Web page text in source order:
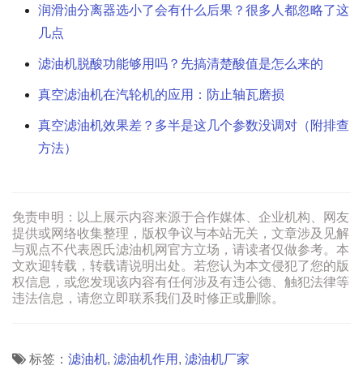
润滑油分离器选小了会有什么后果？很多人都忽略了这
几点
滤油机脱酸功能够用吗？先搞清楚酸值是怎么来的
真空滤油机在汽轮机的应用：防止轴瓦磨损
真空滤油机效果差？多半是这几个参数没调对（附排查
方法）
免责申明：以上展示内容来源于合作媒体、企业机构、网友
提供或网络收集整理，版权争议与本站无关，文章涉及见解
与观点不代表恩氏滤油机网官方立场，请读者仅做参考。本
文欢迎转载，转载请说明出处。若您认为本文侵犯了您的版
权信息，或您发现该内容有任何涉及有违公德、触犯法律等
违法信息，请您立即联系我们及时修正或删除。
标签： 滤油机, 滤油机作用 , 滤油机厂家